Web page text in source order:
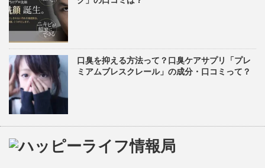
口臭を抑える方法って？口臭ケアサプリ「プレ
ミアムブレスクレール」の成分・口コミって？